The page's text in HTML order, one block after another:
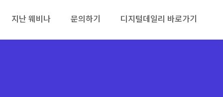
지난 웨비나 문의하기 디지털데일리 바로가기